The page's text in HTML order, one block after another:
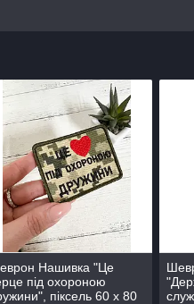
Нашивка "Це
під охороною
піксель 60 х 80